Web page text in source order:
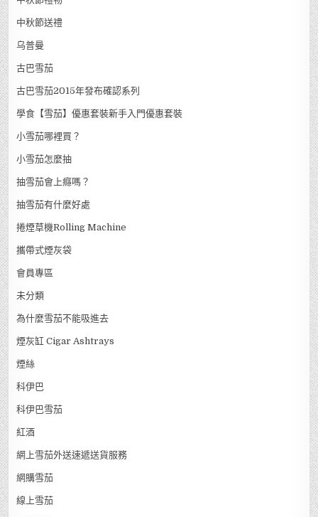
中秋節送禮
乌普曼
古巴雪茄
古巴雪茄2015年發布確認系列
學食【雪茄】優惠套裝新手入門優惠套裝
小雪茄哪裡買？
小雪茄怎麼抽
抽雪茄會上癮嗎？
抽雪茄有什麼好處
捲煙草機Rolling Machine
攜帶式煙灰袋
會員專區
未分類
為什麼雪茄不能吸進去
煙灰缸 Cigar Ashtrays
煙絲
科伊巴
科伊巴雪茄
紅酒
網上雪茄外送速遞送貨服務
網購雪茄
線上雪茄